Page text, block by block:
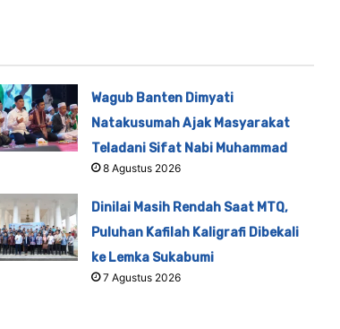
Wagub Banten Dimyati
Natakusumah Ajak Masyarakat
Teladani Sifat Nabi Muhammad
8 Agustus 2026
Dinilai Masih Rendah Saat MTQ,
Puluhan Kafilah Kaligrafi Dibekali
ke Lemka Sukabumi
7 Agustus 2026